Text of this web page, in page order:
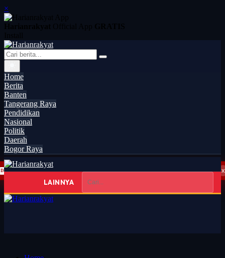
×
Home
Berita
Banten
Tangerang Raya
Pendidikan
Nasional
Politik
Daerah
Bogor Raya
LAINNYA
x
DAERAH 20:15 HUT ke-81 RI di Kecamatan Tarub Tegal Bakal Dimeriahkan Permainan Gobak Sodor